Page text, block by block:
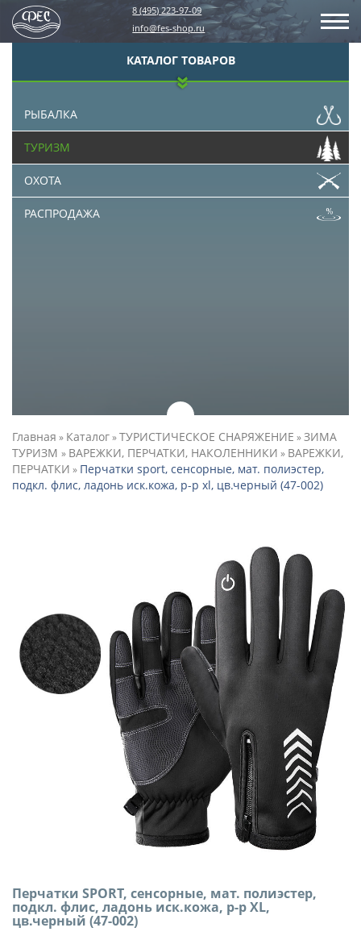
8 (495) 223-97-09
info@fes-shop.ru
КАТАЛОГ ТОВАРОВ
РЫБАЛКА
ТУРИЗМ
ОХОТА
РАСПРОДАЖА
Главная » Каталог»ТУРИСТИЧЕСКОЕ СНАРЯЖЕНИЕ »ЗИМА
ТУРИЗМ » ВАРЕЖКИ, ПЕРЧАТКИ, НАКОЛЕННИКИ » ВАРЕЖКИ,
ПЕРЧАТКИ » Перчатки sport, сенсорные, мат. полиэстер,
подкл. флис, ладонь иск.кожа, р-р xl, цв.черный (47-002)
Перчатки SPORT, сенсорные, мат. полиэстер,
подкл. флис, ладонь иск.кожа, р-р XL,
цв.черный (47-002)